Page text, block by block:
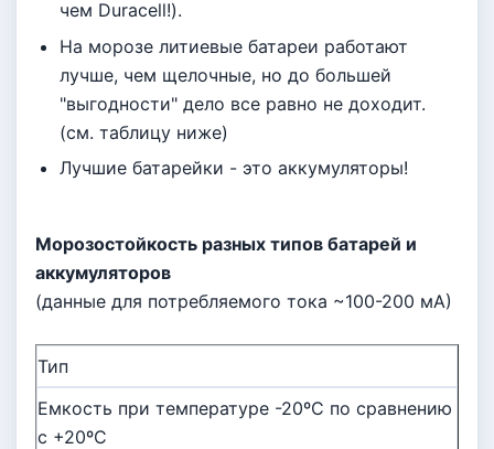
чем Duracell!).
На морозе литиевые батареи работают
лучше, чем щелочные, но до большей
"выгодности" дело все равно не доходит.
(см. таблицу ниже)
Лучшие батарейки - это аккумуляторы!
Морозостойкость разных типов батарей и
аккумуляторов
(данные для потребляемого тока ~100-200 мА)
Тип
Емкость при температуре -20ºС по сравнению
с +20ºС